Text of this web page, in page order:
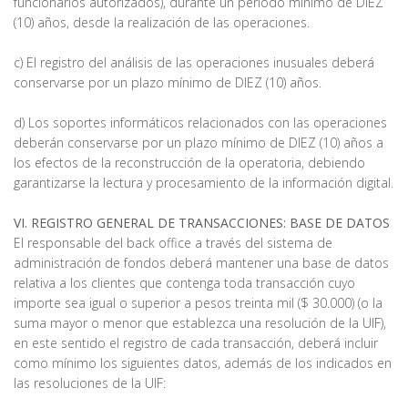
(10) años, desde la realización de las operaciones.
c) El registro del análisis de las operaciones inusuales deberá
conservarse por un plazo mínimo de DIEZ (10) años.
d) Los soportes informáticos relacionados con las operaciones
deberán conservarse por un plazo mínimo de DIEZ (10) años a
los efectos de la reconstrucción de la operatoria, debiendo
garantizarse la lectura y procesamiento de la información digital.
VI. REGISTRO GENERAL DE TRANSACCIONES: BASE DE DATOS
El responsable del back office a través del sistema de
administración de fondos deberá mantener una base de datos
relativa a los clientes que contenga toda transacción cuyo
importe sea igual o superior a pesos treinta mil ($ 30.000) (o la
suma mayor o menor que establezca una resolución de la UIF),
en este sentido el registro de cada transacción, deberá incluir
como mínimo los siguientes datos, además de los indicados en
las resoluciones de la UIF: